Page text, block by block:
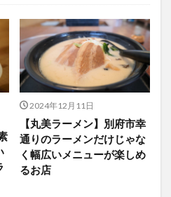
2024年12月11日
【丸美ラーメン】別府市幸
通りのラーメンだけじゃな
く幅広いメニューが楽しめ
るお店
わったん
ドア
アサイーボウル
アミュプラザおおいた
ション
インド料理
カフェ
キャンプ
コスモス
コンビニ